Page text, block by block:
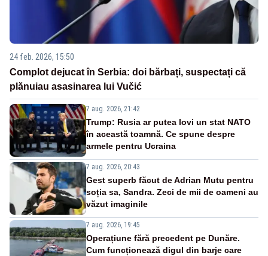
24 feb. 2026, 15:50
Complot dejucat în Serbia: doi bărbați, suspectați că
plănuiau asasinarea lui Vučić
7 aug. 2026, 21:42
Trump: Rusia ar putea lovi un stat NATO
în această toamnă. Ce spune despre
armele pentru Ucraina
7 aug. 2026, 20:43
Gest superb făcut de Adrian Mutu pentru
soția sa, Sandra. Zeci de mii de oameni au
văzut imaginile
7 aug. 2026, 19:45
Operațiune fără precedent pe Dunăre.
Cum funcționează digul din barje care